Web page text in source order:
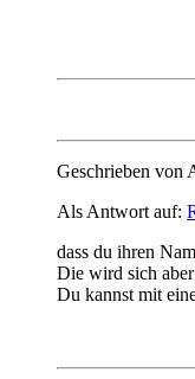
Geschrieben von
Als Antwort auf:
dass du ihren
Die wird sich
Du kannst mit